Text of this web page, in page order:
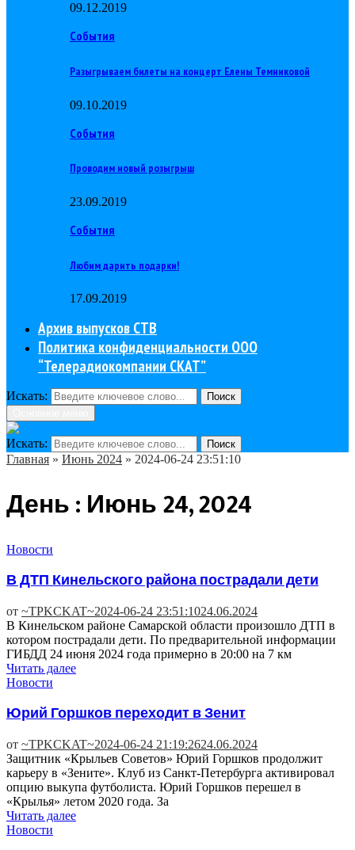
09.12.2019
События
Разыгрываем билеты на концерт Елены Темниковой
09.10.2019
События
Проводим новый розыгрыш
23.09.2019
События
Любим дарить подарки!
17.09.2019
Архив выпусков СТВ
Политика конфиденциальности ООО
“Телерадиокомпании СКАТ”
Искать:
Поиск
Искать: Поиск
Главная » Июнь 2024 » 2024-06-24 23:51:10
День : Июнь 24, 2024
Новости
В ДТП Кинельского района пострадали дети
от ~TPKCKAT~2024-06-24 23:51:1024.06.2024
В Кинельском районе Самарской области произошло ДТП в
котором пострадали дети. По предварительной информации
ГИБДД 24 июня 2024 года примерно в 20:00 на 7 км
Читать далее
Новости
Юрий Горшков переходит в Зенит
от ~TPKCKAT~2024-06-24 21:19:2624.06.2024
Защитник «Крыльев Советов» Юрий Горшков продолжит
карьеру в «Зените». Клуб из Санкт-Петербурга активировал
опцию выкупа футболиста. Юрий Горшков перешел в
«Крылья» летом 2020 года. За
Читать далее
Новости